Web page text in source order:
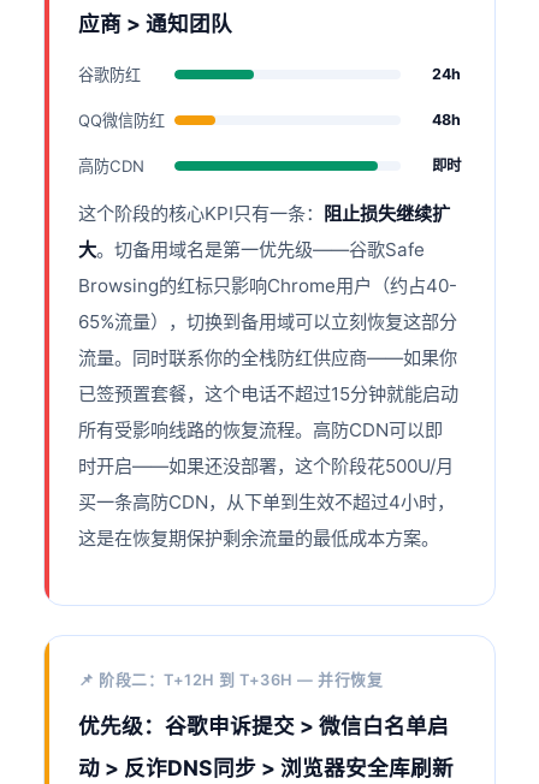
应商 > 通知团队
谷歌防红 24h
QQ微信防红 48h
高防CDN 即时
这个阶段的核心KPI只有一条：
阻止损失继续扩
大。切备用域名是第一优先级——谷歌Safe
Browsing的红标只影响Chrome用户（约占40-
65%流量），切换到备用域可以立刻恢复这部分
流量。同时联系你的全栈防红供应商——如果你
已签预置套餐，这个电话不超过15分钟就能启动
所有受影响线路的恢复流程。高防CDN可以即
时开启——如果还没部署，这个阶段花500U/月
买一条高防CDN，从下单到生效不超过4小时，
这是在恢复期保护剩余流量的最低成本方案。
📌 阶段二：T+12H 到 T+36H — 并行恢复
优先级：谷歌申诉提交 > 微信白名单启
动 > 反诈DNS同步 > 浏览器安全库刷新